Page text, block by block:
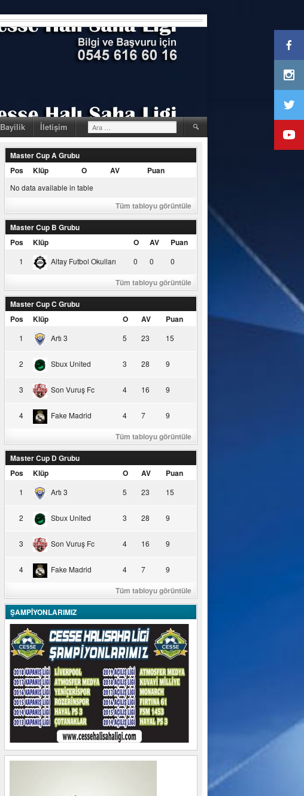
Bayilik İletişim Arama:
Master Cup A Grubu
Pos
Klüp O AV Puan
No data available in table
Tüm tabloyu görüntüle
Master Cup B Grubu
Pos
Klüp O AV Puan
1 Altay Futbol Okulları 0 0 0
Tüm tabloyu görüntüle
Master Cup C Grubu
Pos
Klüp O AV Puan
1 Artı 3 5 23 15
2 Sbux United 3 28 9
3 Son Vuruş Fc 4 16 9
4 Fake Madrid 4 7 9
Tüm tabloyu görüntüle
Master Cup D Grubu
Pos
Klüp O AV Puan
1 Artı 3 5 23 15
2 Sbux United 3 28 9
3 Son Vuruş Fc 4 16 9
4 Fake Madrid 4 7 9
Tüm tabloyu görüntüle
ŞAMPİYONLARIMIZ